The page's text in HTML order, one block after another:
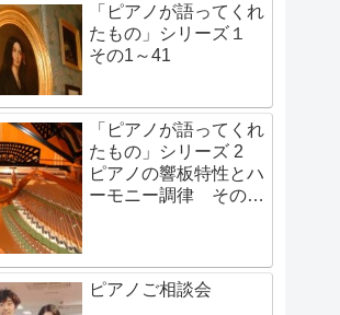
「ピアノが語ってくれ
たもの」シリーズ１
その1～41
「ピアノが語ってくれ
たもの」シリーズ 2
ピアノの響板特性とハ
ーモニー調律 その1
ピアノご相談会